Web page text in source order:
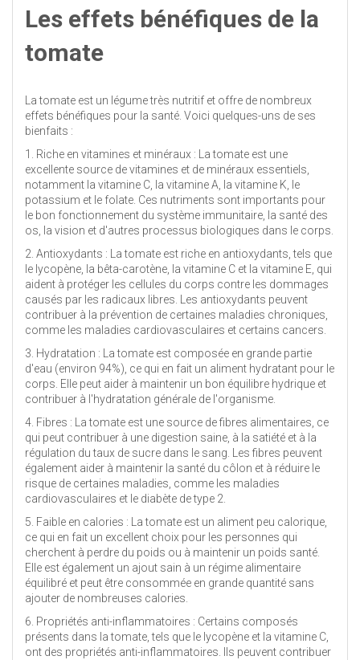
Les effets bénéfiques de la
tomate
La tomate est un légume très nutritif et offre de nombreux
effets bénéfiques pour la santé. Voici quelques-uns de ses
bienfaits :
1. Riche en vitamines et minéraux : La tomate est une
excellente source de vitamines et de minéraux essentiels,
notamment la vitamine C, la vitamine A, la vitamine K, le
potassium et le folate. Ces nutriments sont importants pour
le bon fonctionnement du système immunitaire, la santé des
os, la vision et d'autres processus biologiques dans le corps.
2. Antioxydants : La tomate est riche en antioxydants, tels que
le lycopène, la bêta-carotène, la vitamine C et la vitamine E, qui
aident à protéger les cellules du corps contre les dommages
causés par les radicaux libres. Les antioxydants peuvent
contribuer à la prévention de certaines maladies chroniques,
comme les maladies cardiovasculaires et certains cancers.
3. Hydratation : La tomate est composée en grande partie
d'eau (environ 94%), ce qui en fait un aliment hydratant pour le
corps. Elle peut aider à maintenir un bon équilibre hydrique et
contribuer à l'hydratation générale de l'organisme.
4. Fibres : La tomate est une source de fibres alimentaires, ce
qui peut contribuer à une digestion saine, à la satiété et à la
régulation du taux de sucre dans le sang. Les fibres peuvent
également aider à maintenir la santé du côlon et à réduire le
risque de certaines maladies, comme les maladies
cardiovasculaires et le diabète de type 2.
5. Faible en calories : La tomate est un aliment peu calorique,
ce qui en fait un excellent choix pour les personnes qui
cherchent à perdre du poids ou à maintenir un poids santé.
Elle est également un ajout sain à un régime alimentaire
équilibré et peut être consommée en grande quantité sans
ajouter de nombreuses calories.
6. Propriétés anti-inflammatoires : Certains composés
présents dans la tomate, tels que le lycopène et la vitamine C,
ont des propriétés anti-inflammatoires. Ils peuvent contribuer